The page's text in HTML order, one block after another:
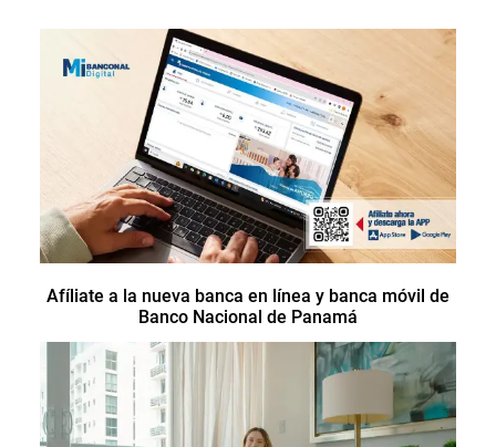
Afíliate a la nueva banca en línea y banca móvil de
Banco Nacional de Panamá